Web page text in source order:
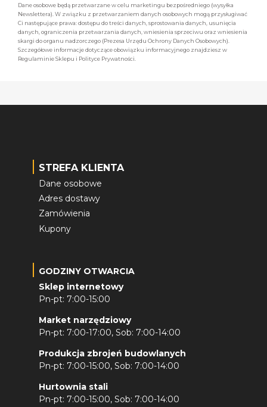
Dane osobowe będą przetwarzane w celu marketingu bezpośredniego (wysyłka
Newslettera). W związku z przetwarzaniem danych osobowych mogą przysługiwać
Ci następujące prawa: dostępu do treści danych, sprostowania danych, usunięcia
danych, ograniczenia przetwarzania danych, wniesienia sprzeciwu oraz wniesienia
skargi do organu nadzorczego (Prezesa Urzędu Ochrony Danych Osobowych).
Szczegółowe informacje dotyczące obowiązku informacyjnego znajdziesz w
Regulaminie Sklepu i Polityce Prywatności.
STREFA KLIENTA
Dane osobowe
Adres dostawy
Zamówienia
Kupony
GODZINY OTWARCIA
Sklep internetowy
Pn-pt: 7:00-15:00
Market narzędziowy
Pn-pt: 7:00-17:00, Sob: 7:00-14:00
Produkcja zbrojeń budowlanych
Pn-pt: 7:00-15:00, Sob: 7:00-14:00
Hurtownia stali
Pn-pt: 7:00-15:00, Sob: 7:00-14:00